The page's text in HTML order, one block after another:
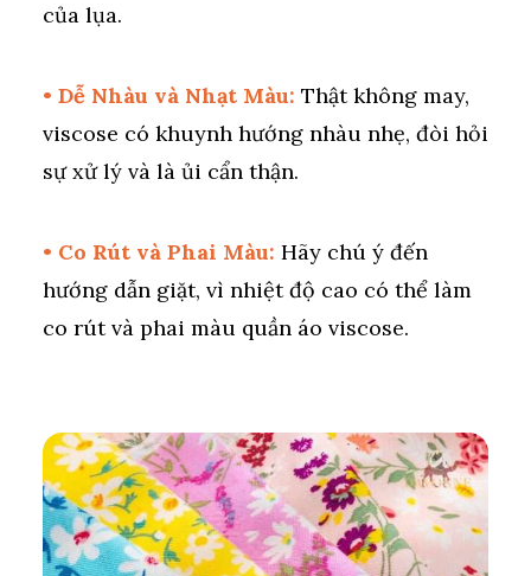
của lụa.
• Dễ Nhàu và Nhạt Màu: Thật không may,
viscose có khuynh hướng nhàu nhẹ, đòi hỏi
sự xử lý và là ủi cẩn thận.
• Co Rút và Phai Màu: Hãy chú ý đến
hướng dẫn giặt, vì nhiệt độ cao có thể làm
co rút và phai màu quần áo viscose.